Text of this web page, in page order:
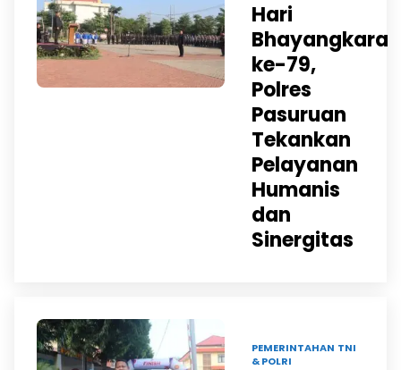
Hari
Bhayangkara
ke-79,
Polres
Pasuruan
Tekankan
Pelayanan
Humanis
dan
Sinergitas
PEMERINTAHAN TNI
& POLRI